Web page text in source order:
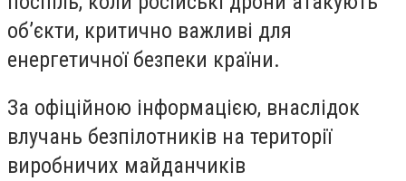
об’єкти, критично важливі для
енергетичної безпеки країни.
За офіційною інформацією, внаслідок
влучань безпілотників на території
виробничих майданчиків